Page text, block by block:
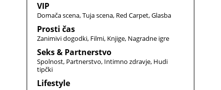
VIP
Domača scena Tuja scena Red Carpet Glasba
Prosti čas
Zanimivi dogodki Filmi Knjige Nagradne igre
Seks & Partnerstvo
Spolnost Partnerstvo Intimno zdravje Hudi
tipčki
Lifestyle